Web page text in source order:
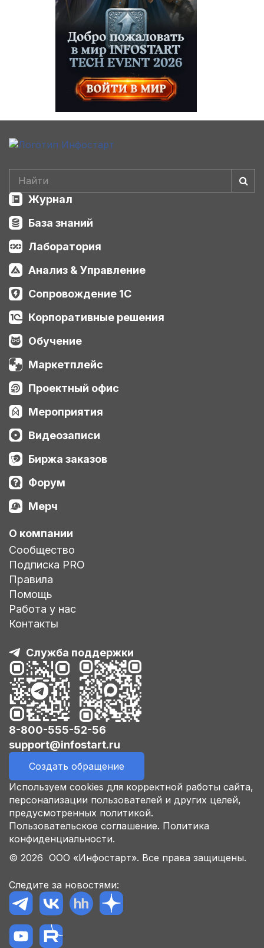
Журнал
База знаний
Лаборатория
Анализ & Управление
Сопровождение 1С
Корпоративные решения
Обучение
Маркетплейс
Проектный офис
Мероприятия
Видеозаписи
Биржа заказов
Форум
Мерч
О компании
Сообщество
Подписка PRO
Правила
Помощь
Работа у нас
Контакты
Служба поддержки
8-800-555-52-56
support@infostart.ru
Создать обращение
Используем cookies для корректной работы сайта,
персонализации пользователей и других целей,
предусмотренных политикой.
Пользовательское соглашение. Политика
конфиденциальности.
© 2026 ООО «Инфостарт». Все права защищены.
Следите за новостями: